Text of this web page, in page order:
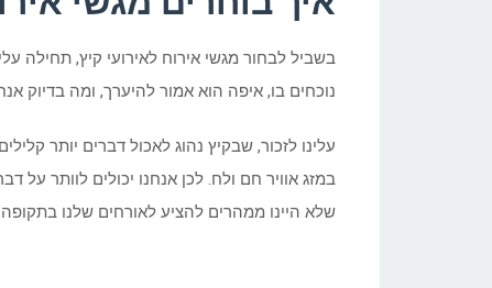
בשביל לבחור מגשי אירוח לאירועי קיץ, תחילה
נוכחים בו, איפה הוא אמור להיערך, ומה בדיוק
עלינו לזכור, שבקיץ נהוג לאכול דברים יותר
במזג אוויר חם ולח. לכן אנחנו יכולים לוותר על
שלא היינו ממהרים להציע לאורחים שלנו